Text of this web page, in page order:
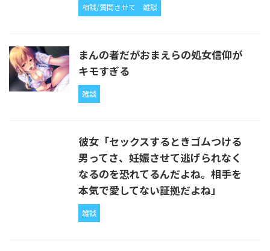
相談/質問させて 雑談
まんの者だがおまえらの処女信仰が
キモすぎる
雑談
彼女「セックスするときゴムつける
男ってさ、妊娠させて逃げられなく
なるのを恐れてるんだよね。相手を
本気で愛してない証拠だよね」
雑談